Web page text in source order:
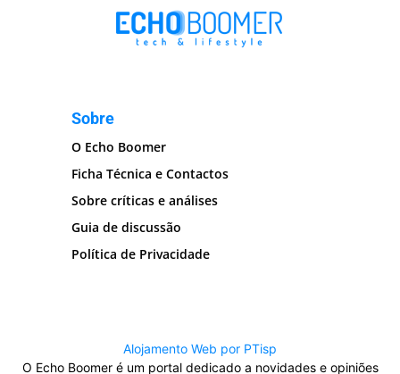
Sobre
O Echo Boomer
Ficha Técnica e Contactos
Sobre críticas e análises
Guia de discussão
Política de Privacidade
Alojamento Web por PTisp
O Echo Boomer é um portal dedicado a novidades e opiniões